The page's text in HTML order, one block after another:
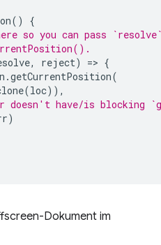
()
{
so you can pass
, reject) => {
.getCurrentPosition(
(loc)),
doesn't have/is blocking
)
Dokument im